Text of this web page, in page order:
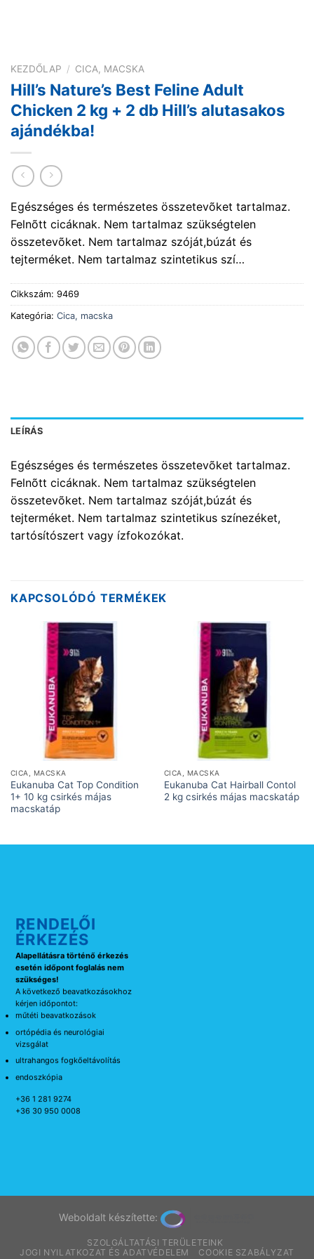
KEZDŐLAP / CICA, MACSKA
Hill’s Nature’s Best Feline Adult
Chicken 2 kg + 2 db Hill’s alutasakos
ajándékba!
Egészséges és természetes összetevõket tartalmaz.
Felnõtt cicáknak. Nem tartalmaz szükségtelen
összetevõket. Nem tartalmaz szóját,búzát és
tejterméket. Nem tartalmaz szintetikus szí…
Cikkszám: 9469
Kategória: Cica, macska
LEÍRÁS
Egészséges és természetes összetevõket tartalmaz.
Felnõtt cicáknak. Nem tartalmaz szükségtelen
összetevõket. Nem tartalmaz szóját,búzát és
tejterméket. Nem tartalmaz szintetikus színezéket,
tartósítószert vagy ízfokozókat.
KAPCSOLÓDÓ TERMÉKEK
CICA, MACSKA
Eukanuba Cat Top Condition
1+ 10 kg csirkés májas
macskatáp
CICA, MACSKA
Eukanuba Cat Hairball Contol
2 kg csirkés májas macskatáp
RENDELŐI
ÉRKEZÉS
Alapellátásra történő érkezés
esetén időpont foglalás nem
szükséges!
A következő beavatkozásokhoz
kérjen időpontot:
műtéti beavatkozások
ortópédia és neurológiai
vizsgálat
ultrahangos fogkőeltávolítás
endoszkópia
+36 1 281 9274
+36 30 950 0008
Weboldalt készítette:
SZOLGÁLTATÁSI TERÜLETEINK
JOGI NYILATKOZAT ÉS ADATVÉDELEM
COOKIE SZABÁLYZAT